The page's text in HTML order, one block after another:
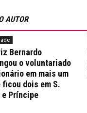
AUTOR
Bernardo
o voluntariado
em mais um
ficou dois em S.
e Príncipe